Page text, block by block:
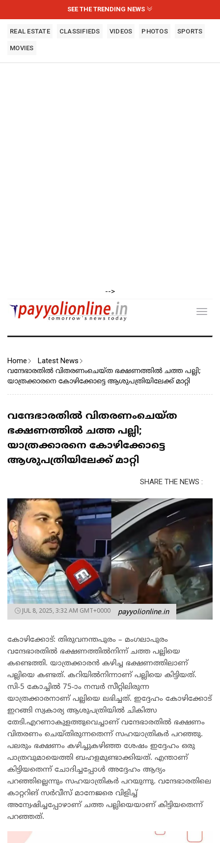
SEE THE TRENDING NEWS
REAL ESTATE CLASSIFIEDS VIDEOS PHOTOS SPORTS
MOVIES
-->
Home Latest News
വന്ദേഭാരതിൽ വിതരണംചെയ്ത ഭക്ഷണത്തിൽ ചത്ത പല്ലി;
യാത്രക്കാരനെ കോഴിക്കോട്ടെ ആശുപത്രിയിലേക്ക് മാറ്റി
വന്ദേഭാരതിൽ വിതരണംചെയ്ത
ഭക്ഷണത്തിൽ ചത്ത പല്ലി;
യാത്രക്കാരനെ കോഴിക്കോട്ടെ
ആശുപത്രിയിലേക്ക് മാറ്റി
SHARE THE NEWS :
JUL 8, 2025, 3:32 AM GMT+0000 payyolionline.in
കോഴിക്കോട്: തിരുവനന്തപുരം – മംഗലാപുരം
വന്ദേഭാരതില്‍ ഭക്ഷണത്തില്‍നിന്ന് ചത്ത പല്ലിയെ
കണ്ടെത്തി. യാത്രക്കാരന്‍ കഴിച്ച ഭക്ഷണത്തിലാണ്
പല്ലിയെ കണ്ടത്. കറിയില്‍നിന്നാണ് പല്ലിയെ കിട്ടിയത്.
സി-5 കോച്ചില്‍ 75-ാം നമ്പര്‍ സീറ്റിലിരുന്ന
യാത്രക്കാരനാണ് പല്ലിയെ ലഭിച്ചത്. ഇദ്ദേഹം കോഴിക്കോട്
ഇറങ്ങി സ്വകാര്യ ആശുപത്രിയില്‍ ചികിത്സ
തേടി.എറണാകുളത്തുവെച്ചാണ് വന്ദേഭാരതില്‍ ഭക്ഷണം
വിതരണം ചെയ്തിരുന്നതെന്ന് സഹയാത്രികര്‍ പറഞ്ഞു.
പലരും ഭക്ഷണം കഴിച്ചുകഴിഞ്ഞ ശേഷം ഇദ്ദേഹം ഒരു
പാത്രവുമായെത്തി ബഹളമുണ്ടാക്കിയത്. എന്താണ്
കിട്ടിയതെന്ന് ചോദിച്ചപ്പോള്‍ അദ്ദേഹം ആദ്യം
പറഞ്ഞില്ലെന്നും സഹയാത്രികര്‍ പറയുന്നു. വന്ദേഭാരതിലെ
കാറ്ററിങ് സര്‍വീസ് മാനേജരെ വിളിച്ച്
അന്വേഷിച്ചപ്പോഴാണ് ചത്ത പല്ലിയെയാണ് കിട്ടിയതെന്ന്
പറഞ്ഞത്.